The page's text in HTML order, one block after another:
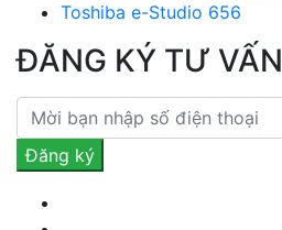
Toshiba e-Studio 656
ĐĂNG KÝ TƯ